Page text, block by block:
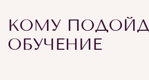
КОМУ
ОБУЧЕНИЕ